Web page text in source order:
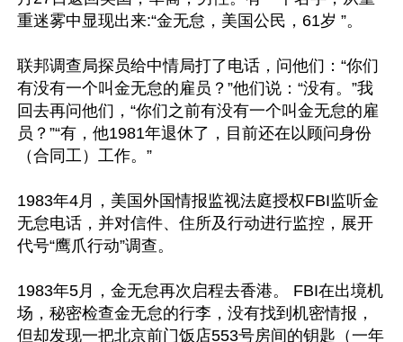
重迷雾中显现出来:“金无怠，美国公民，61岁 ”。
联邦调查局探员给中情局打了电话，问他们：“你们
有没有一个叫金无怠的雇员？”他们说：“没有。”我
回去再问他们，“你们之前有没有一个叫金无怠的雇
员？”“有，他1981年退休了，目前还在以顾问身份
（合同工）工作。”
1983年4月，美国外国情报监视法庭授权FBI监听金
无怠电话，并对信件、住所及行动进行监控，展开
代号“鹰爪行动”调查。
1983年5月，金无怠再次启程去香港。 FBI在出境机
场，秘密检查金无怠的行李，没有找到机密情报，
但却发现一把北京前门饭店553号房间的钥匙（一年